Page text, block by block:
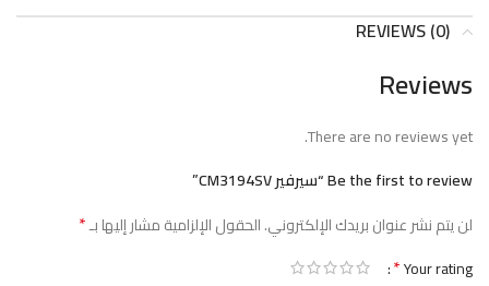
REVIEWS (0)
Reviews
There are no reviews yet.
Be the first to review “سيرفير CM3194SV”
لن يتم نشر عنوان بريدك الإلكتروني.الحقول الإلزامية مشار إليها بـ*
Your rating
*